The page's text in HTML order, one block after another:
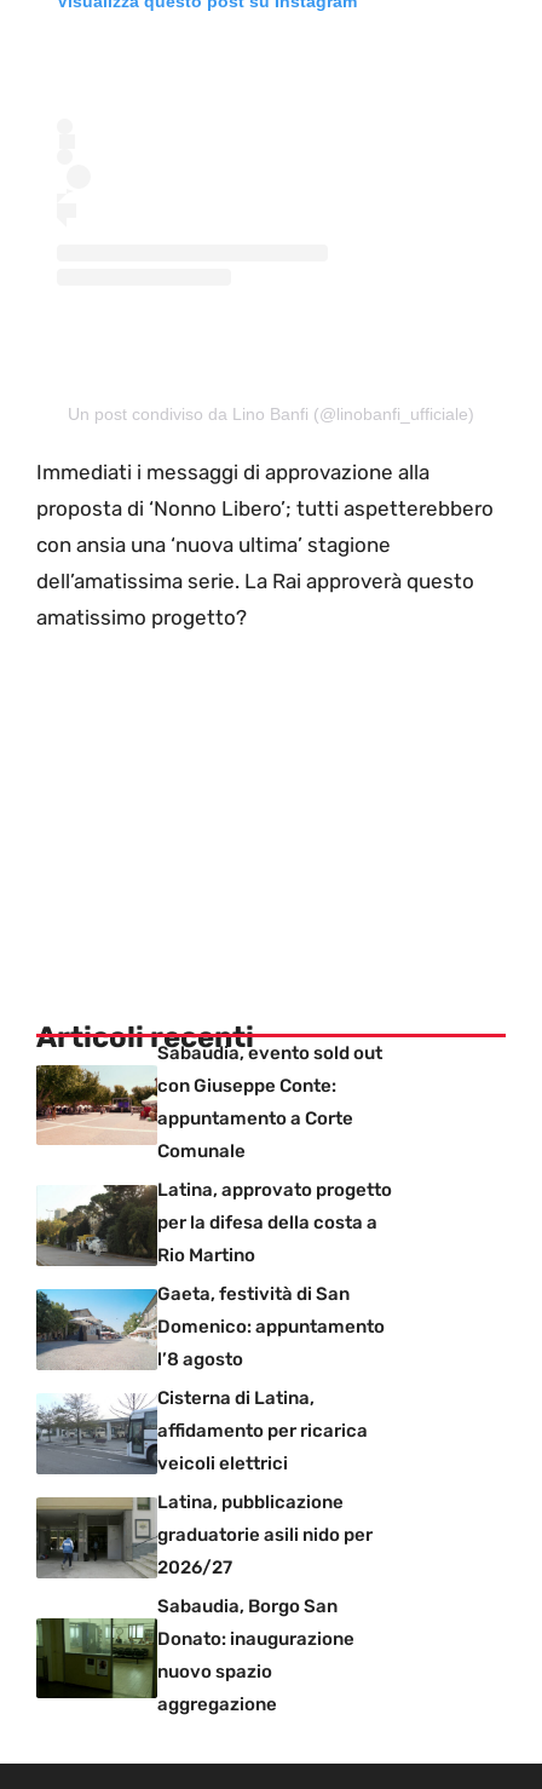
Un post condiviso da Lino Banfi (@linobanfi_ufficiale)
Immediati i messaggi di approvazione alla
proposta di ‘Nonno Libero’; tutti aspetterebbero
con ansia una ‘nuova ultima’ stagione
dell’amatissima serie. La Rai approverà questo
amatissimo progetto?
Articoli recentiSabaudia, evento sold out
con Giuseppe Conte:
appuntamento a Corte
Comunale
Latina, approvato progetto
per la difesa della costa a
Rio Martino
Gaeta, festività di San
Domenico: appuntamento
l’8 agosto
Cisterna di Latina,
affidamento per ricarica
veicoli elettrici
Latina, pubblicazione
graduatorie asili nido per
2026/27
Sabaudia, Borgo San
Donato: inaugurazione
nuovo spazio
aggregazione